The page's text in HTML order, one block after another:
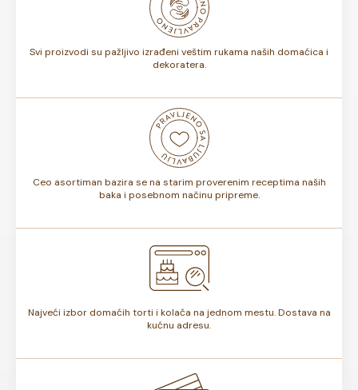
Svi proizvodi su pažljivo izrađeni veštim rukama naših domaćica i
dekoratera.
Ceo asortiman bazira se na starim proverenim receptima naših
baka i posebnom načinu pripreme.
Najveći izbor domaćih torti i kolača na jednom mestu. Dostava na
kućnu adresu.